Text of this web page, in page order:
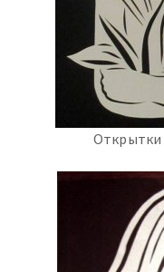
Открытки